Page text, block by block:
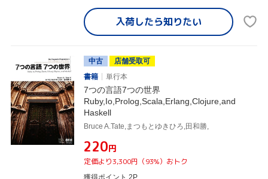
入荷したら知りたい
中古
店舗受取可
書籍
単行本
7つの言語7つの世界
Ruby,Io,Prolog,Scala,Erlang,Clojure,and
Haskell
Bruce A.Tate,まつもとゆきひろ,田和勝,
¥220円
定価より3,300円（93%）おトク
獲得ポイント 2P